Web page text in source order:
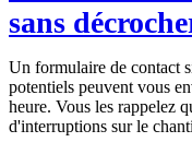
sans
Un formulaire de contact
potentiels peuvent vous
heure. Vous les rappelez
d'interruptions sur le